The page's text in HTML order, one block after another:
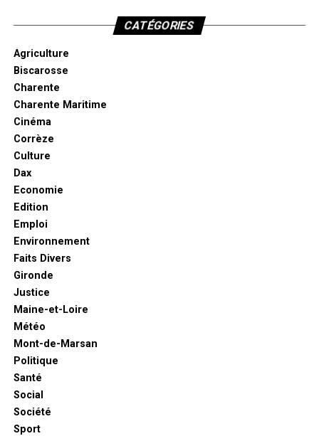
CATÉGORIES
Agriculture
Biscarosse
Charente
Charente Maritime
Cinéma
Corrèze
Culture
Dax
Economie
Edition
Emploi
Environnement
Faits Divers
Gironde
Justice
Maine-et-Loire
Météo
Mont-de-Marsan
Politique
Santé
Social
Société
Sport